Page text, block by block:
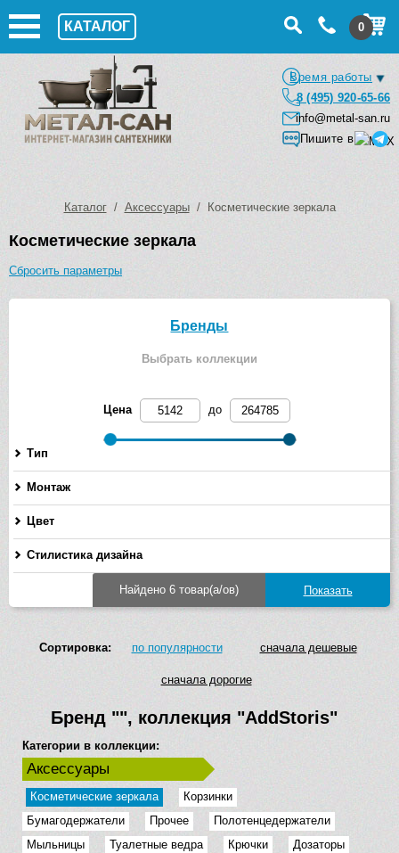
КАТАЛОГ 0
Время работы
8 (495) 920-65-66
info@metal-san.ru
Пишите в
Каталог/ Аксессуары/ Косметические зеркала
Косметические зеркала
Сбросить параметры
Бренды
Выбрать коллекции
Цена до
Тип
Монтаж
Цвет
Стилистика дизайна
Найдено 6 товар(а/ов)
Сортировка: по популярности сначала дешевые
сначала дорогие
Бренд "", коллекция "AddStoris"
Категории в коллекции:
Аксессуары
Косметические зеркала
Корзинки
Бумагодержатели
Прочее
Полотенцедержатели
Мыльницы
Туалетные ведра Крючки
Дозаторы